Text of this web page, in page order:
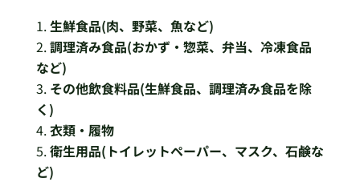
生鮮食品(肉、野菜、魚など)
調理済み食品(おかず・惣菜、弁当、冷凍食品
など)
その他飲食料品(生鮮食品、調理済み食品を除
く)
衣類・履物
衛生用品( トイレットペーパー、マスク、石鹸な
ど)